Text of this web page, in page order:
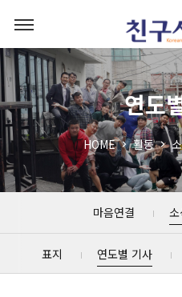
연도
HOME 활동
마음연결 소
표지 연도별 기사